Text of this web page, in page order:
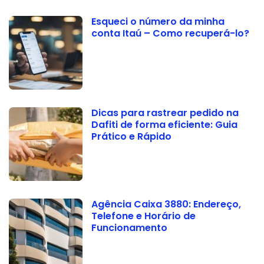
Esqueci o número da minha
conta Itaú – Como recuperá-lo?
Dicas para rastrear pedido na
Dafiti de forma eficiente: Guia
Prático e Rápido
Agência Caixa 3880: Endereço,
Telefone e Horário de
Funcionamento